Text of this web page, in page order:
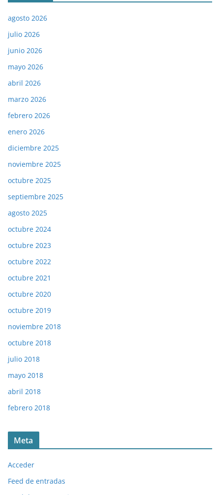
agosto 2026
julio 2026
junio 2026
mayo 2026
abril 2026
marzo 2026
febrero 2026
enero 2026
diciembre 2025
noviembre 2025
octubre 2025
septiembre 2025
agosto 2025
octubre 2024
octubre 2023
octubre 2022
octubre 2021
octubre 2020
octubre 2019
noviembre 2018
octubre 2018
julio 2018
mayo 2018
abril 2018
febrero 2018
Meta
Acceder
Feed de entradas